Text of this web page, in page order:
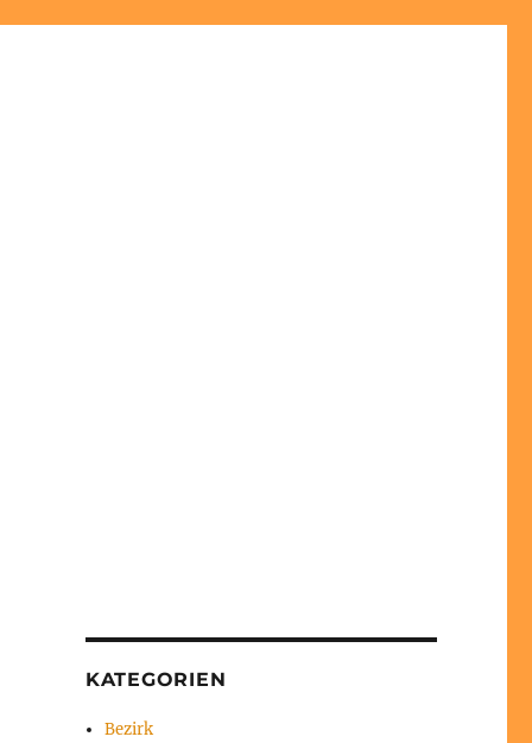
KATEGORIEN
Bezirk